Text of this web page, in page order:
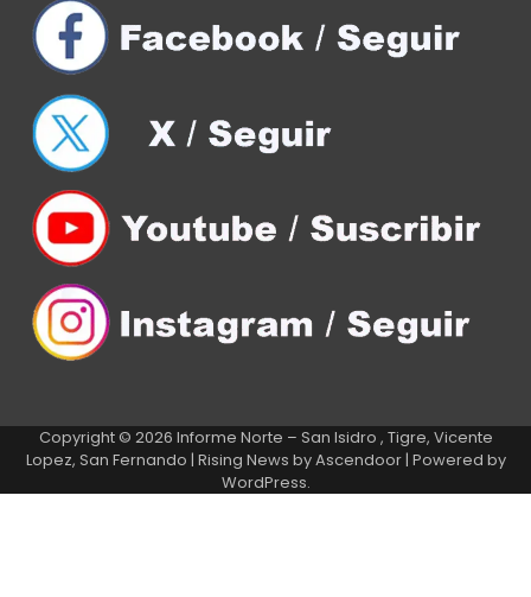
Copyright © 2026 Informe Norte – San Isidro , Tigre, Vicente
Lopez, San Fernando | Rising News byAscendoor| Powered by
WordPress.